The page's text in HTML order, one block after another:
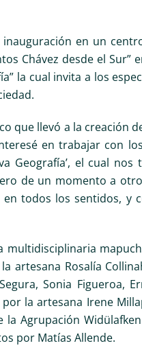
en un
Chávez desde el Sur”
la cual invita a los
que llevó a la creación
en trabajar con
Geografía’, el cual
de un momento a
todos los sentidos, y
Rosalía
Sonia Figueroa,
la artesana Irene
Agrupación
por Matías Allende.